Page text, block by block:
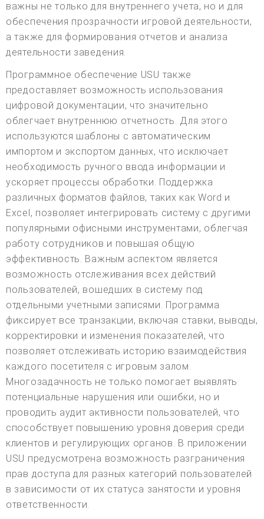
важны не только для внутреннего учета, но и для
обеспечения прозрачности игровой деятельности,
а также для формирования отчетов и анализа
деятельности заведения.
Программное обеспечение USU также
предоставляет возможность использования
цифровой документации, что значительно
облегчает внутреннюю отчетность. Для этого
используются шаблоны с автоматическим
импортом и экспортом данных, что исключает
необходимость ручного ввода информации и
ускоряет процессы обработки. Поддержка
различных форматов файлов, таких как Word и
Excel, позволяет интегрировать систему с другими
популярными офисными инструментами, облегчая
работу сотрудников и повышая общую
эффективность. Важным аспектом является
возможность отслеживания всех действий
пользователей, вошедших в систему под
отдельными учетными записями. Программа
фиксирует все транзакции, включая ставки, выводы,
корректировки и изменения показателей, что
позволяет отслеживать историю взаимодействия
каждого посетителя с игровым залом.
Многозадачность не только помогает выявлять
потенциальные нарушения или ошибки, но и
проводить аудит активности пользователей, что
способствует повышению уровня доверия среди
клиентов и регулирующих органов. В приложении
USU предусмотрена возможность разграничения
прав доступа для разных категорий пользователей
в зависимости от их статуса занятости и уровня
ответственности.